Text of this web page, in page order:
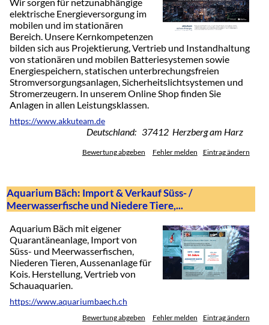
elektrische Energieversorgung im
mobilen und im stationären
Bereich. Unsere Kernkompetenzen
bilden sich aus Projektierung, Vertrieb und Instandhaltung
von stationären und mobilen Batteriesystemen sowie
Energiespeichern, statischen unterbrechungsfreien
Stromversorgungsanlagen, Sicherheitslichtsystemen und
Stromerzeugern. In unserem Online Shop finden Sie
Anlagen in allen Leistungsklassen.
https://www.akkuteam.de
Deutschland: 37412 Herzberg am Harz
Bewertung abgeben Fehler melden Eintrag ändern
Aquarium Bäch: Import & Verkauf Süss- /
Meerwasserfische und Niedere Tiere,...
Aquarium Bäch mit eigener
Quarantäneanlage, Import von
Süss- und Meerwasserfischen,
Niederen Tieren, Aussenanlage für
Kois. Herstellung, Vertrieb von
Schauaquarien.
https://www.aquariumbaech.ch
Bewertung abgeben Fehler melden Eintrag ändern